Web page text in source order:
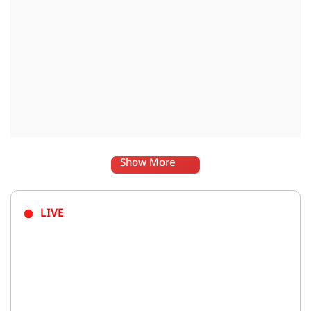
Show More
LIVE